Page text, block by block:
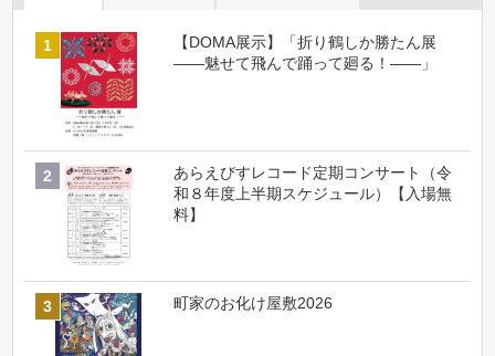
【DOMA展示】「折り鶴しか勝たん展
――魅せて飛んで踊って廻る！――」
あらえびすレコード定期コンサート（令
和８年度上半期スケジュール）【入場無
料】
町家のお化け屋敷2026